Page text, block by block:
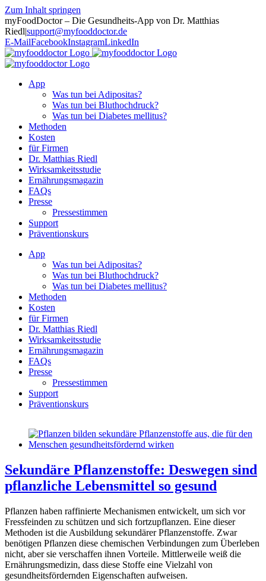
Zum Inhalt springen
myFoodDoctor – Die Gesundheits-App von Dr. Matthias
Riedl|support@myfooddoctor.de
E-MailFacebookInstagramLinkedIn
App
Was tun bei Adipositas?
Was tun bei Bluthochdruck?
Was tun bei Diabetes mellitus?
Methoden
Kosten
für Firmen
Dr. Matthias Riedl
Wirksamkeitsstudie
Ernährungsmagazin
FAQs
Presse
Pressestimmen
Support
Präventionskurs
App
Was tun bei Adipositas?
Was tun bei Bluthochdruck?
Was tun bei Diabetes mellitus?
Methoden
Kosten
für Firmen
Dr. Matthias Riedl
Wirksamkeitsstudie
Ernährungsmagazin
FAQs
Presse
Pressestimmen
Support
Präventionskurs
Sekundäre Pflanzenstoffe: Deswegen sind
pflanzliche Lebensmittel so gesund
Pflanzen haben raffinierte Mechanismen entwickelt, um sich vor
Fressfeinden zu schützen und sich fortzupflanzen. Eine dieser
Methoden ist die Ausbildung sekundärer Pflanzenstoffe. Zwar
benötigen Pflanzen diese chemischen Verbindungen zum Überleben
nicht, aber sie verschaffen ihnen Vorteile. Mittlerweile weiß die
Ernährungsmedizin, dass diese Stoffe eine Vielzahl von
gesundheitsfördernden Eigenschaften aufweisen.